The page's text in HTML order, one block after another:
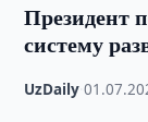
Президент
систему
UzDaily ·